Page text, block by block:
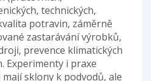
technických,
potravin, záměrně
zastarávání výrobků,
prevence klimatických
Experimenty i praxe
sklony k podvodů, ale